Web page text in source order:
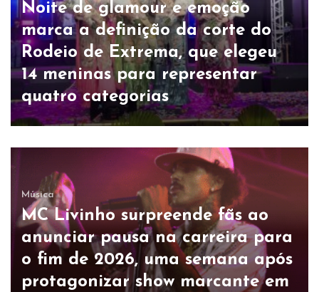
Noite de glamour e emoção
marca a definição da corte do
Rodeio de Extrema, que elegeu
14 meninas para representar
quatro categorias
Música
MC Livinho surpreende fãs ao
anunciar pausa na carreira para
o fim de 2026, uma semana após
protagonizar show marcante em